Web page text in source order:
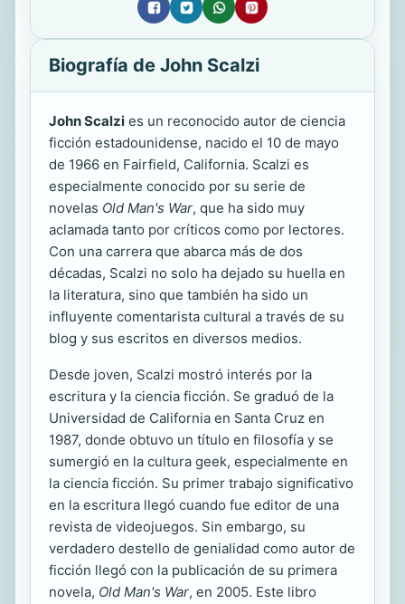
Biografía de John Scalzi
John Scalzi es un reconocido autor de ciencia
ficción estadounidense, nacido el 10 de mayo
de 1966 en Fairfield, California. Scalzi es
especialmente conocido por su serie de
novelas Old Man's War, que ha sido muy
aclamada tanto por críticos como por lectores.
Con una carrera que abarca más de dos
décadas, Scalzi no solo ha dejado su huella en
la literatura, sino que también ha sido un
influyente comentarista cultural a través de su
blog y sus escritos en diversos medios.
Desde joven, Scalzi mostró interés por la
escritura y la ciencia ficción. Se graduó de la
Universidad de California en Santa Cruz en
1987, donde obtuvo un título en filosofía y se
sumergió en la cultura geek, especialmente en
la ciencia ficción. Su primer trabajo significativo
en la escritura llegó cuando fue editor de una
revista de videojuegos. Sin embargo, su
verdadero destello de genialidad como autor de
ficción llegó con la publicación de su primera
novela, Old Man's War, en 2005. Este libro